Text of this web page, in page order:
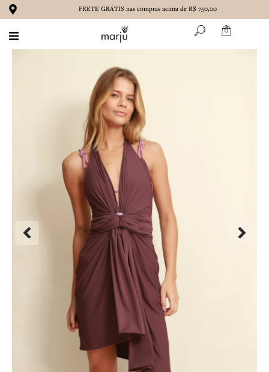
para
FRETE GRÁTIS nas compras acima de R$ 750,00